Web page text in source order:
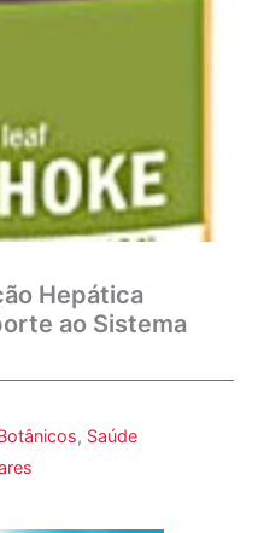
Hepática
ao Sistema
, Saúde